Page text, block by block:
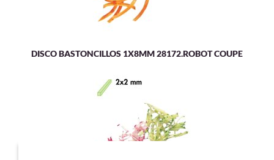
DISCO BASTONCILLOS 1X8MM 28172.ROBOT COUPE